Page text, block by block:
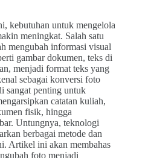
kebutuhan untuk mengelola
meningkat. Salah satu
mengubah informasi visual
gambar dokumen, teks di
menjadi format teks yang
sebagai konversi foto
sangat penting untuk
catatan kuliah,
fisik, hingga
Untungnya, teknologi
berbagai metode dan
Artikel ini akan membahas
foto menjadi